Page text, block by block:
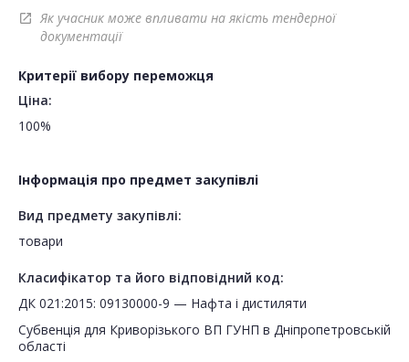
open_in_new
Як учасник може впливати на якість тендерної
документації
Критерії вибору переможця
Ціна:
100%
Інформація про предмет закупівлі
Вид предмету закупівлі:
товари
Класифікатор та його відповідний код:
ДК 021:2015: 09130000-9 — Нафта і дистиляти
Субвенція для Криворізького ВП ГУНП в Дніпропетровській
області